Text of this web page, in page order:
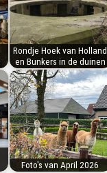
Rondje Hoek van Holland
en Bunkers in de duinen
Foto's van April 2026